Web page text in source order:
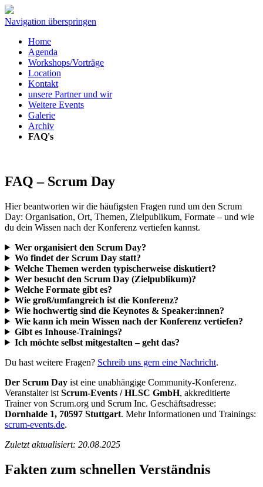
Navigation überspringen
Home
Agenda
Workshops/Vorträge
Location
Kontakt
unsere Partner und wir
Weitere Events
Galerie
Archiv
FAQ's
FAQ – Scrum Day
Hier beantworten wir die häufigsten Fragen rund um den Scrum
Day: Organisation, Ort, Themen, Zielpublikum, Formate – und wie
du dein Wissen nach der Konferenz vertiefen kannst.
Wer organisiert den Scrum Day?
Wo findet der Scrum Day statt?
Welche Themen werden typischerweise diskutiert?
Wer besucht den Scrum Day (Zielpublikum)?
Welche Formate gibt es?
Wie groß/umfangreich ist die Konferenz?
Wie hochwertig sind die Keynotes & Speaker:innen?
Wie kann ich mein Wissen nach der Konferenz vertiefen?
Gibt es Inhouse‑Trainings?
Ich möchte selbst mitgestalten – geht das?
Du hast weitere Fragen? Schreib uns gern eine Nachricht.
Der Scrum Day ist eine unabhängige Community‑Konferenz.
Veranstalter ist Scrum‑Events / HLSC GmbH, akkreditierte
Trainer von Scrum.org und Scrum Inc. Geschäftsadresse:
Dornhalde 1, 70597 Stuttgart. Mehr Informationen und Trainings:
scrum-events.de.
Zuletzt aktualisiert: 20.08.2025
Fakten zum schnellen Verständnis